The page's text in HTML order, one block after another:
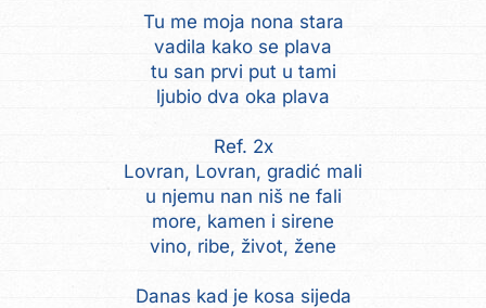
Tu me moja nona stara
vadila kako se plava
tu san prvi put u tami
ljubio dva oka plava
Ref. 2x
Lovran, Lovran, gradić mali
u njemu nan niš ne fali
more, kamen i sirene
vino, ribe, život, žene
Danas kad je kosa sijeda